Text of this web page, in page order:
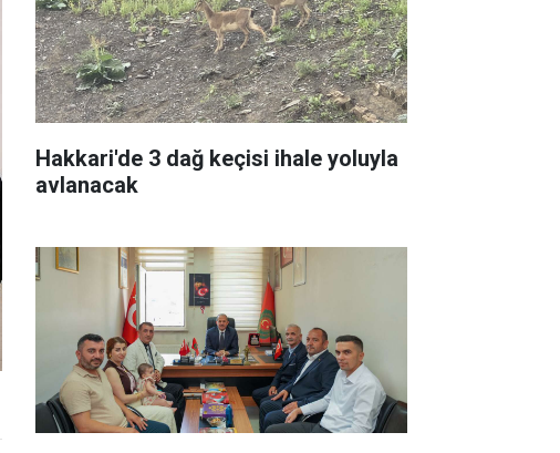
Hakkari'de 3 dağ keçisi ihale yoluyla
avlanacak